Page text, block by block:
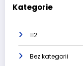
Kategorie
112
Bez kategorii